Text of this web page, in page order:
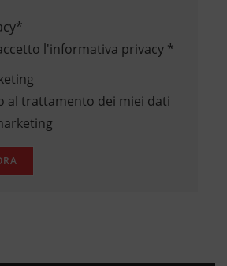
*
l'informativa privacy*
al trattamento dei miei dati